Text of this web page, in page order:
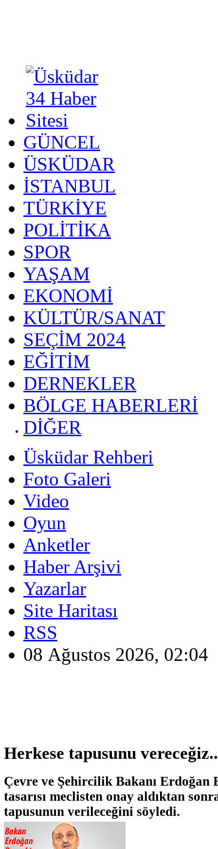
GÜNCEL
ÜSKÜDAR
İSTANBUL
TÜRKİYE
POLİTİKA
SPOR
YAŞAM
EKONOMİ
KÜLTÜR/SANAT
SEÇİM 2024
EĞİTİM
DERNEKLER
BÖLGE HABERLERİ
DİĞER
Üsküdar Rehberi
Foto Galeri
Video
Oyun
Anketler
Haber Arşivi
Yazarlar
Site Haritası
RSS
08 Ağustos 2026, 02:04
Herkese tapusunu
Çevre ve Şehircilik Bakanı Erdoğan
tasarısı meclisten onay aldıktan
tapusunun verileceğini söyledi.